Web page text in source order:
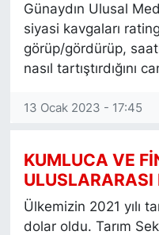
Günaydın Ulusal
siyasi kavgaları
görüp/gördürüp,
nasıl tartıştırdığını
13 Ocak 2023 - 17:45
KUMLUCA VE
ULUSLARARASI
Ülkemizin 2021 yılı
dolar oldu. Tarım